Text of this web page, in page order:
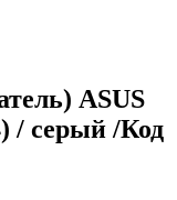
ASUS
/ серый /Код